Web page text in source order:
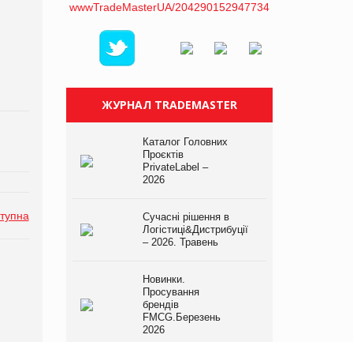
ЖУРНАЛ TRADEMASTER
Каталог Головних
Проєктів
PrivateLabel –
2026
Сучасні рішення в
Логістиці&Дистрибуції
– 2026. Травень
Новинки.
Просування
брендів
FMCG.Березень
2026